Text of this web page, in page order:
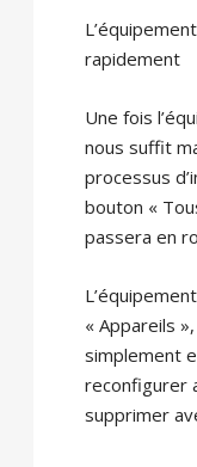
rapidement
Une fois
nous suffit
processus
bouton «
passera en
« Appareils
simplement
reconfigurer
supprimer